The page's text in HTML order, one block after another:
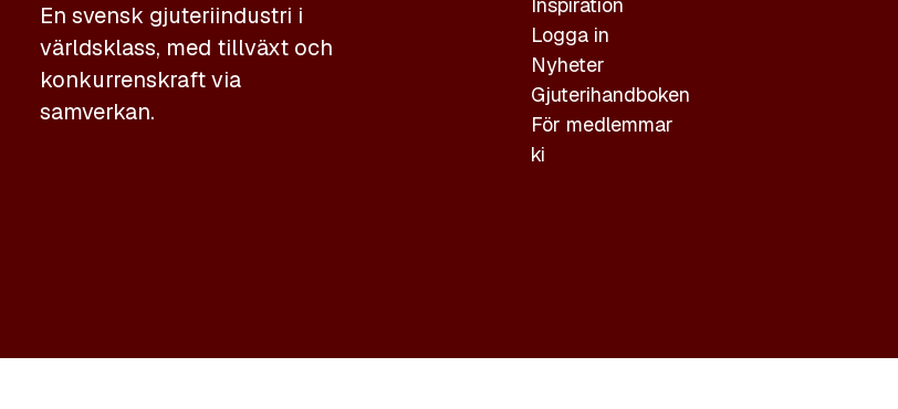
En svensk gjuteriindustri i
världsklass, med tillväxt och
konkurrenskraft via
samverkan.
Logga in
Nyheter
Gjuterihandboken
För medlemmar
ki